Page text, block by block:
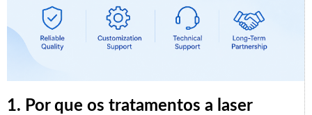
1. Por que os tratamentos a laser